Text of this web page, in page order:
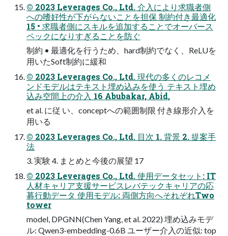
© 2023 Leverages Co., Ltd. 介入により求職者側
への嗜好性が下がらないことを担保 制約付き最適化
15 • 求職者側にスキルを追加することでオーバース
ペックになりすぎることを防ぐ
制約 • 最適化を行うため、hard制約でなく、ReLUを
用いたSoft制約に緩和
© 2023 Leverages Co., Ltd. 現代の多くのレコメ
ンドモデルはテキスト埋め込みを使う テキスト埋め
込み空間上の介入 16 Abubakar, Abid,
et al. に従 い、conceptへの範囲制限 付き線形介入を
用いる
© 2023 Leverages Co., Ltd. 目次 1. 背景 2. 提案手
法
3. 実験 4. まとめと今後の展望 17
© 2023 Leverages Co., Ltd. 使用データセット: IT
人材キャリア支援サービスレバテックキャリアの応
募行動データ 使用モデル: 両側方向へそれぞれTwo
tower
model, DPGNN(Chen Yang, et al. 2022) 埋め込みモデ
ル: Qwen3-embedding-0.6B ユーザー介入の近似: top